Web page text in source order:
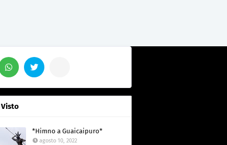
*Himno a Guaicaipuro*
agosto 10, 2022